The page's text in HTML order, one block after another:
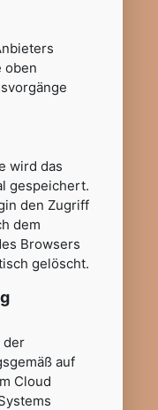
oben
wird das
gespeichert.
den Zugriff
dem
Browsers
gelöscht.
der
auf
Cloud